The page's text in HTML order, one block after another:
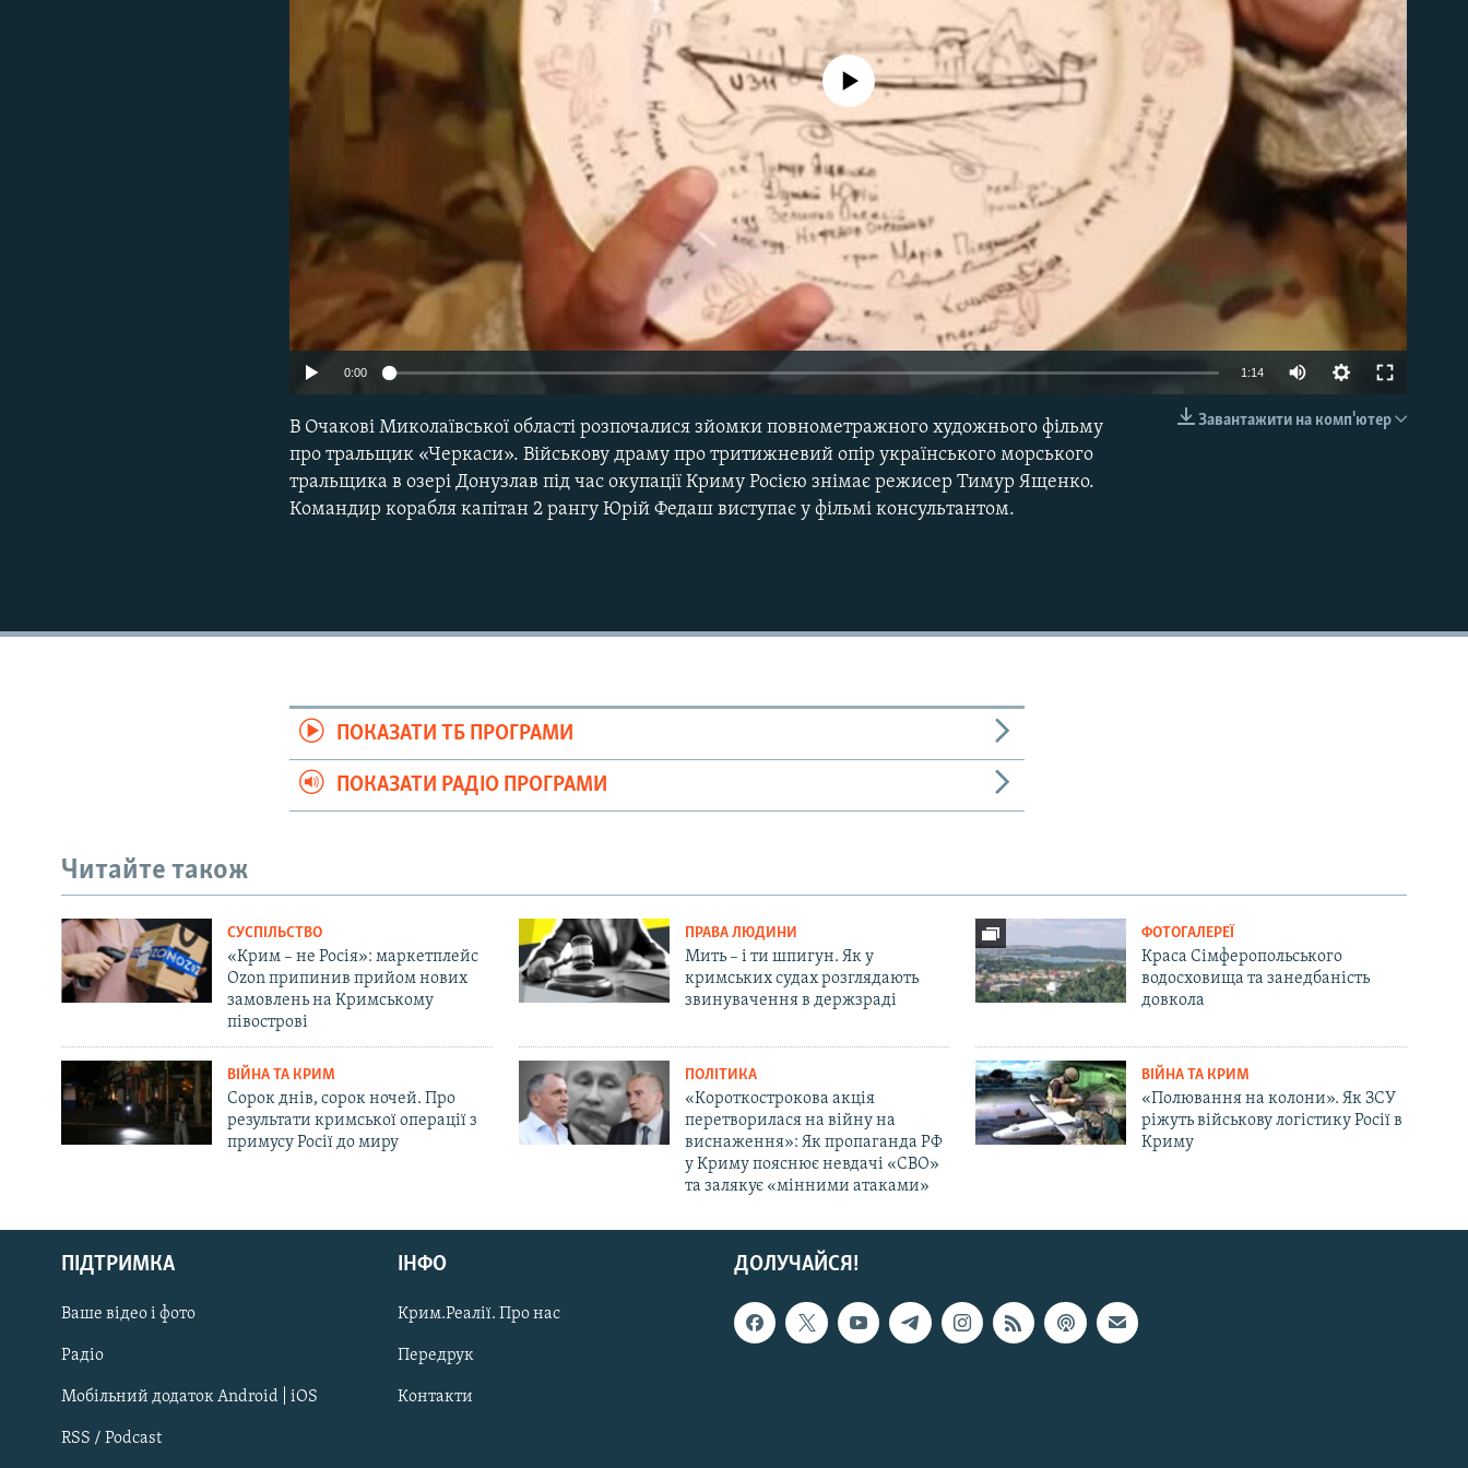
Русский
Qırımtatar
ДОЛУЧАЙСЯ!
No media source currently available
0:00 1:14
Завантажити на комп'ютер
В Очакові Миколаївської області розпочалися зйомки повнометражного художнього фільму
про тральщик «Черкаси». Військову драму про тритижневий опір українського морського
тральщика в озері Донузлав під час окупації Криму Росією знімає режисер Тимур Ященко.
Командир корабля капітан 2 рангу Юрій Федаш виступає у фільмі консультантом.
ПОКАЗАТИ ТБ ПРОГРАМИ
ПОКАЗАТИ РАДІО ПРОГРАМИ
Читайте також
СУСПІЛЬСТВО
«Крим – не Росія»: маркетплейс
Ozon припинив прийом нових
замовлень на Кримському
півострові
ПРАВА ЛЮДИНИ
Мить – і ти шпигун. Як у
кримських судах розглядають
звинувачення в держзраді
ФОТОГАЛЕРЕЇ
Краса Сімферопольського
водосховища та занедбаність
довкола
ВІЙНА ТА КРИМ
Сорок днів, сорок ночей. Про
результати кримської операції з
примусу Росії до миру
ПОЛІТИКА
«Короткострокова акція
перетворилася на війну на
виснаження»: Як пропаганда РФ
у Криму пояснює невдачі «СВО»
та залякує «мінними атаками»
ВІЙНА ТА КРИМ
«Полювання на колони». Як ЗСУ
ріжуть військову логістику Росії в
Криму
ДОЛУЧАЙСЯ!
ПІДТРИМКА
Ваше відео і фото
Радіо
Мобільний додаток Android | iOS
RSS / Podcast
ІНФО
Крим.Реалії. Про нас
Передрук
Контакти